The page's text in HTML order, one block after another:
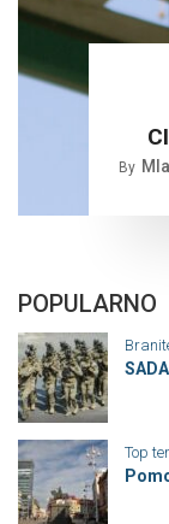
By
POPULARNO
Top